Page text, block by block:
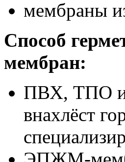
мембраны
Способ
мембран:
ПВХ, ТПО и
внахлёст